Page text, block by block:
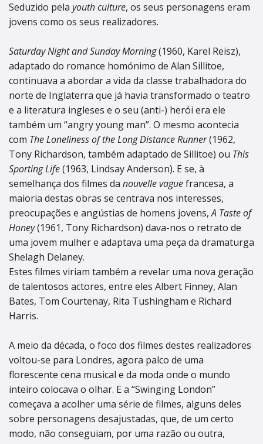
Seduzido pela youth culture, os seus personagens eram
jovens como os seus realizadores.
Saturday Night and Sunday Morning(1960, Karel Reisz),
adaptado do romance homónimo de Alan Sillitoe,
continuava a abordar a vida da classe trabalhadora do
norte de Inglaterra que já havia transformado o teatro
e a literatura ingleses e o seu (anti-) herói era ele
também um “angry young man”. O mesmo acontecia
com The Loneliness of the Long Distance Runner(1962,
Tony Richardson, também adaptado de Sillitoe) ou This
Sporting Life(1963, Lindsay Anderson). E se, à
semelhança dos filmes da nouvelle vaguefrancesa, a
maioria destas obras se centrava nos interesses,
preocupações e angústias de homens jovens,A Taste of
Honey(1961, Tony Richardson) dava-nos o retrato de
uma jovem mulher e adaptava uma peça da dramaturga
Shelagh Delaney.
Estes filmes viriam também a revelar uma nova geração
de talentosos actores, entre eles Albert Finney, Alan
Bates, Tom Courtenay, Rita Tushingham e Richard
Harris.
A meio da década, o foco dos filmes destes realizadores
voltou-se para Londres, agora palco de uma
florescente cena musical e da moda onde o mundo
inteiro colocava o olhar. E a “Swinging London”
começava a acolher uma série de filmes, alguns deles
sobre personagens desajustadas, que, de um certo
modo, não conseguiam, por uma razão ou outra,